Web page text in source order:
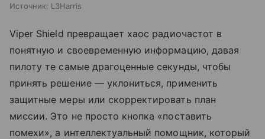
Источник: L3Harris
Viper Shield превращает хаос радиочастот в
понятную и своевременную информацию, давая
пилоту те самые драгоценные секунды, чтобы
принять решение — уклониться, применить
защитные меры или скорректировать план
миссии. Это не просто кнопка «поставить
помехи», а интеллектуальный помощник, который